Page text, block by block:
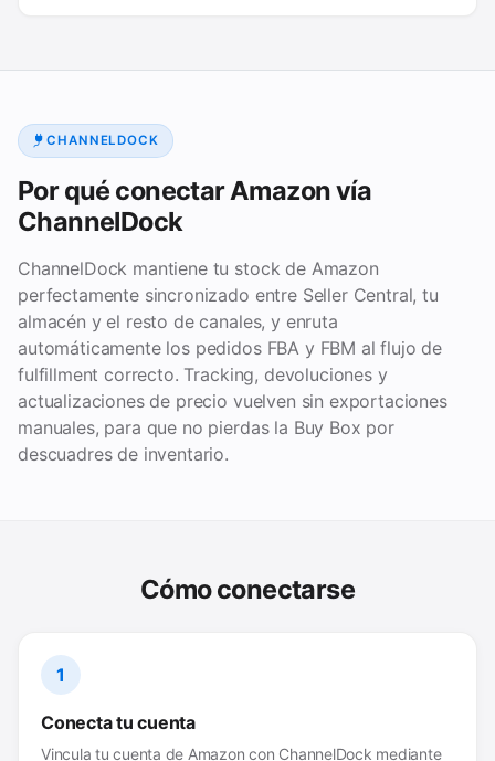
CHANNELDOCK
Por qué conectar Amazon vía
ChannelDock
ChannelDock mantiene tu stock de Amazon
perfectamente sincronizado entre Seller Central, tu
almacén y el resto de canales, y enruta
automáticamente los pedidos FBA y FBM al flujo de
fulfillment correcto. Tracking, devoluciones y
actualizaciones de precio vuelven sin exportaciones
manuales, para que no pierdas la Buy Box por
descuadres de inventario.
Cómo conectarse
1
Conecta tu cuenta
Vincula tu cuenta de Amazon con ChannelDock mediante